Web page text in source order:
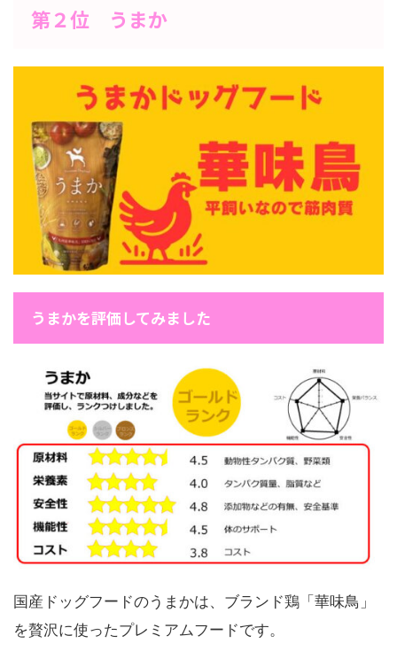
第２位 うまか
うまかを評価してみました
国産ドッグフードのうまかは、ブランド鶏「華味鳥」
を贅沢に使ったプレミアムフードです。